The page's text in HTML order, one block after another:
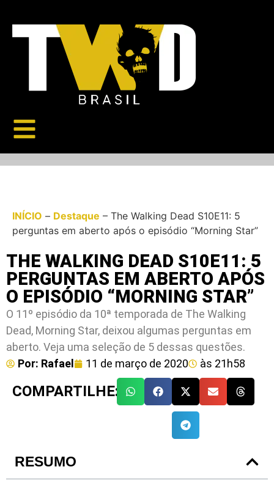
INÍCIO – Destaque – The Walking Dead S10E11: 5
perguntas em aberto após o episódio “Morning Star”
THE WALKING DEAD S10E11: 5
PERGUNTAS EM ABERTO APÓS
O EPISÓDIO “MORNING STAR”
O 11º episódio da 10ª temporada de The Walking
Dead, Morning Star, deixou algumas perguntas em
aberto. Veja uma seleção de 5 dessas questões.
Por: Rafael 11 de março de 2020 às 21h58
COMPARTILHE:
RESUMO